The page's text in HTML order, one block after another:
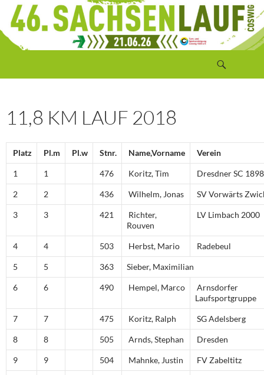
Zum
Inhalt
springen
11,8 KM LAUF 2018
Platz Pl.m Pl.w Stnr. Name,Vorname Verein
1 1 476 Koritz, Tim Dresdner SC 1898
2 2 436 Wilhelm, Jonas SV Vorwärts
3 3 421
Richter,
Rouven
LV Limbach 2000
4 4 503 Herbst, Mario Radebeul
5 5 363 Sieber, Maximilian
6 6 490 Hempel, Marco
Arnsdorfer
Laufsportgruppe
7 7 475 Koritz, Ralph SG Adelsberg
8 8 505 Arnds, Stephan Dresden
9 9 504 Mahnke, Justin FV Zabeltitz